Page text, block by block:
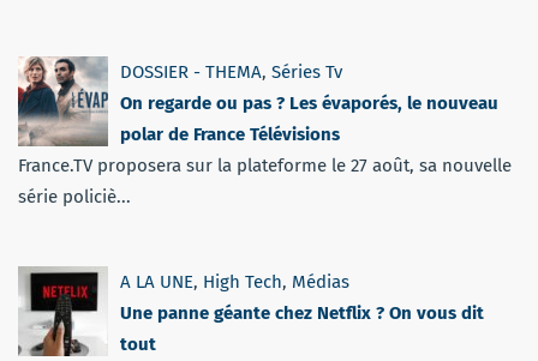
DOSSIER - THEMA, Séries Tv
On regarde ou pas ? Les évaporés, le nouveau
polar de France Télévisions
France.TV proposera sur la plateforme le 27 août, sa nouvelle
série policiè...
A LA UNE, High Tech, Médias
Une panne géante chez Netflix ? On vous dit
tout